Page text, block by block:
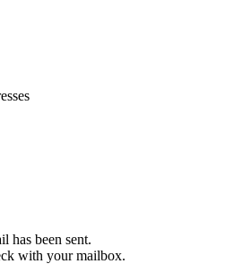
has been sent.
with your mailbox.